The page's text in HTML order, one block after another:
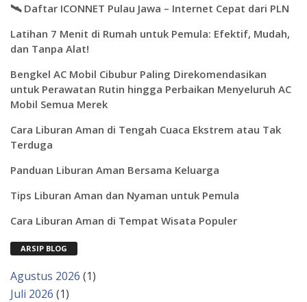
🛰️ Daftar ICONNET Pulau Jawa – Internet Cepat dari PLN
Latihan 7 Menit di Rumah untuk Pemula: Efektif, Mudah,
dan Tanpa Alat!
Bengkel AC Mobil Cibubur Paling Direkomendasikan
untuk Perawatan Rutin hingga Perbaikan Menyeluruh AC
Mobil Semua Merek
Cara Liburan Aman di Tengah Cuaca Ekstrem atau Tak
Terduga
Panduan Liburan Aman Bersama Keluarga
Tips Liburan Aman dan Nyaman untuk Pemula
Cara Liburan Aman di Tempat Wisata Populer
ARSIP BLOG
Agustus 2026 (1)
Juli 2026 (1)